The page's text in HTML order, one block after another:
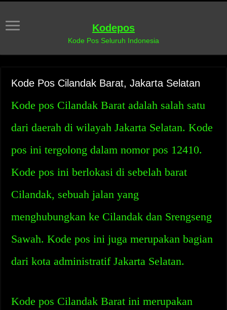
Kodepos
Kode Pos Seluruh Indonesia
Kode Pos Cilandak Barat, Jakarta Selatan
Kode pos Cilandak Barat adalah salah satu
dari daerah di wilayah Jakarta Selatan. Kode
pos ini tergolong dalam nomor pos 12410.
Kode pos ini berlokasi di sebelah barat
Cilandak, sebuah jalan yang
menghubungkan ke Cilandak dan Srengseng
Sawah. Kode pos ini juga merupakan bagian
dari kota administratif Jakarta Selatan.
Kode pos Cilandak Barat ini merupakan